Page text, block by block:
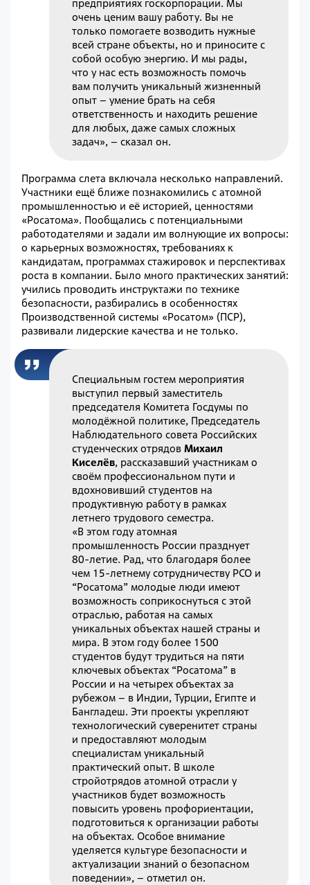
предприятиях госкорпорации. Мы
очень ценим вашу работу. Вы не
только помогаете возводить нужные
всей стране объекты, но и приносите с
собой особую энергию. И мы рады,
что у нас есть возможность помочь
вам получить уникальный жизненный
опыт – умение брать на себя
ответственность и находить решение
для любых, даже самых сложных
задач», – сказал он.
Программа слета включала несколько направлений.
Участники ещё ближе познакомились с атомной
промышленностью и её историей, ценностями
«Росатома». Пообщались с потенциальными
работодателями и задали им волнующие их вопросы:
о карьерных возможностях, требованиях к
кандидатам, программах стажировок и перспективах
роста в компании. Было много практических занятий:
учились проводить инструктажи по технике
безопасности, разбирались в особенностях
Производственной системы «Росатом» (ПСР),
развивали лидерские качества и не только.
Специальным гостем мероприятия
выступил первый заместитель
председателя Комитета Госдумы по
молодёжной политике, Председатель
Наблюдательного совета Российских
студенческих отрядовМихаил
Киселёв, рассказавший участникам о
своём профессиональном пути и
вдохновивший студентов на
продуктивную работу в рамках
летнего трудового семестра.
«В этом году атомная
промышленность России празднует
80-летие. Рад, что благодаря более
чем 15-летнему сотрудничеству РСО и
“Росатома” молодые люди имеют
возможность соприкоснуться с этой
отраслью, работая на самых
уникальных объектах нашей страны и
мира. В этом году более 1500
студентов будут трудиться на пяти
ключевых объектах “Росатома” в
России и на четырех объектах за
рубежом – в Индии, Турции, Египте и
Бангладеш. Эти проекты укрепляют
технологический суверенитет страны
и предоставляют молодым
специалистам уникальный
практический опыт. В школе
стройотрядов атомной отрасли у
участников будет возможность
повысить уровень профориентации,
подготовиться к организации работы
на объектах. Особое внимание
уделяется культуре безопасности и
актуализации знаний о безопасном
поведении», – отметил он.